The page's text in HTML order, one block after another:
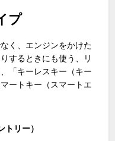
プ
く、エンジンをかけた
するときにも使う、リ
「キーレスキー（キー
ートキー（スマートエ
リー）